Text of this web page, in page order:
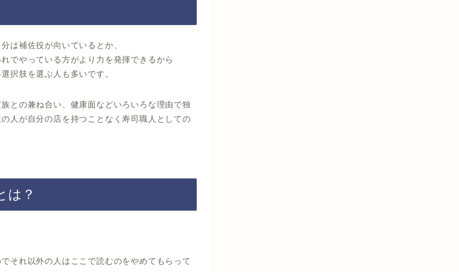
は補佐役が向いているとか、
でやっている方がより力を発揮できるから
択肢を選ぶ人も多いです。
との兼ね合い、健康面などいろいろな理由で独
人が自分の店を持つことなく寿司職人としての
は？
それ以外の人はここで読むのをやめてもらって